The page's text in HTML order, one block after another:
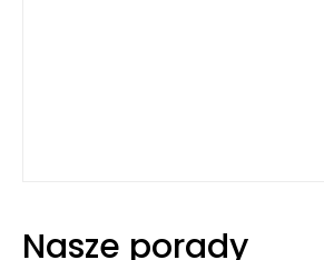
Nasze porady